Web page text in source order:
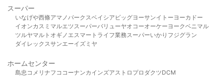
スーパー
いなげや西條アマノパークスベイシア ビッグヨーサンイトーヨーカドー
イオンカスミ マルエツスーパーバリューヤオコーオーケー ヨークベニマル
ツルヤマルト オギノ エスマート ライフ業務スーパーいかり フジグラン
ダイレックスサンエーイズミヤ
ホームセンター
島忠 コメリ ナフコ コーナンカインズアストロプロダクツDCM